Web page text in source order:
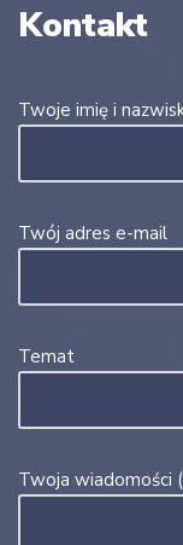
Kontakt
Twoje imię i
Twój adres e-mail
Temat
Twoja wiadomości